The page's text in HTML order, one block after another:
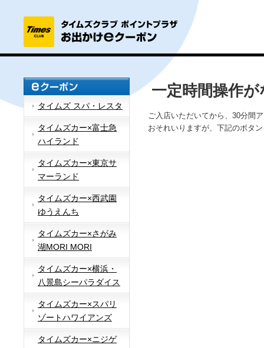
タイムズ スパ・レスタ
タイムズカー×富士急
ハイランド
タイムズカー×東京サ
マーランド
タイムズカー×西武園
ゆうえんち
タイムズカー×さがみ
湖MORI MORI
タイムズカー×横浜・
八景島シーパラダイス
タイムズカー×スパリ
ゾートハワイアンズ
タイムズカー×ニジゲ
一定時間操作
ご入店いただいてから、30分間
おそれいりますが、下記のボタ